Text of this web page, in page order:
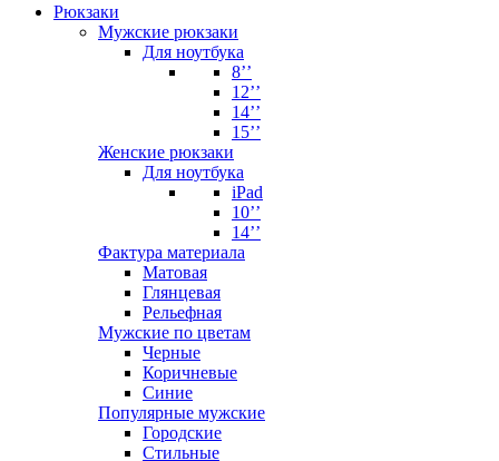
Рюкзаки
Мужские рюкзаки
Для ноутбука
8’’
12’’
14’’
15’’
Женские рюкзаки
Для ноутбука
iPad
10’’
14’’
Фактура материала
Матовая
Глянцевая
Рельефная
Мужские по цветам
Черные
Коричневые
Синие
Популярные мужские
Городские
Стильные